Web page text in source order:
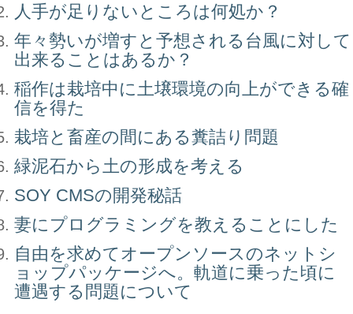
人手が足りないところは何処か？
年々勢いが増すと予想される台風に対して
出来ることはあるか？
稲作は栽培中に土壌環境の向上ができる確
信を得た
栽培と畜産の間にある糞詰り問題
緑泥石から土の形成を考える
SOY CMSの開発秘話
妻にプログラミングを教えることにした
自由を求めてオープンソースのネットシ
ョップパッケージへ。軌道に乗った頃に
遭遇する問題について